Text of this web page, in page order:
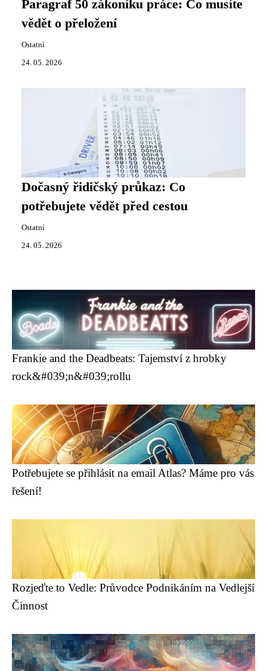
Paragraf 50 zákoníku práce: Co musíte
vědět o přeložení
Ostatní
24. 05. 2026
Dočasný řidičský průkaz: Co
potřebujete vědět před cestou
Ostatní
24. 05. 2026
Frankie and the Deadbeats: Tajemství z hrobky
rock&#039;n&#039;rollu
Potřebujete se přihlásit na email Atlas? Máme pro vás
řešení!
Rozjeďte to Vedle: Průvodce Podnikáním na Vedlejší
Činnost